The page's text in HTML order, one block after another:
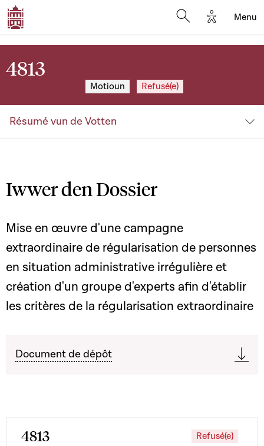
Options
Menu
4813
Motioun Refusé(e)
Résumé vun de Votten
Iwwer den Dossier
Mise en œuvre d'une campagne
extraordinaire de régularisation de personnes
en situation administrative irrégulière et
création d'un groupe d'experts afin d'établir
les critères de la régularisation extraordinaire
Document de dépôt
4813
Refusé(e)